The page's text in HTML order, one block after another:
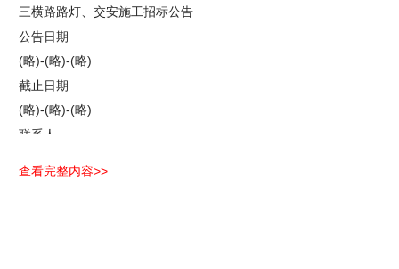
三横路路灯、交安施工招标公告
公告日期
(略)-(略)-(略)
截止日期
(略)-(略)-(略)
联系人
查看完整内容>>